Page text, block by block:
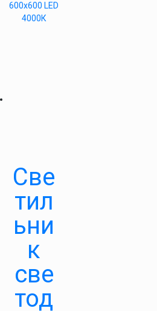
600х600 LED
4000К
Све
тил
ьни
к
све
тод